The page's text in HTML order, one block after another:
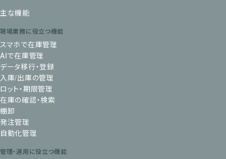
主な機能
現場業務に役立つ機能
スマホで在庫管理
AIで在庫管理
データ移行・登録
入庫/出庫の管理
ロット・期限管理
在庫の確認・検索
棚卸
発注管理
自動化管理
管理・運用に役立つ機能